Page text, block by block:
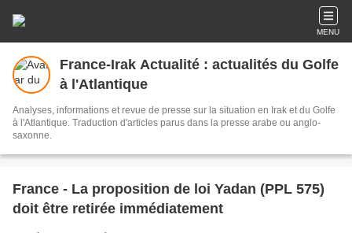
MENU
France-Irak Actualité : actualités du Golfe
à l'Atlantique
Analyses, informations et revue de presse sur la situation en Irak et du Golfe
à l'Atlantique. Traduction d'articles parus dans la presse arabe ou anglo-
saxonne.
France - La proposition de loi Yadan (PPL 575)
doit être retirée immédiatement